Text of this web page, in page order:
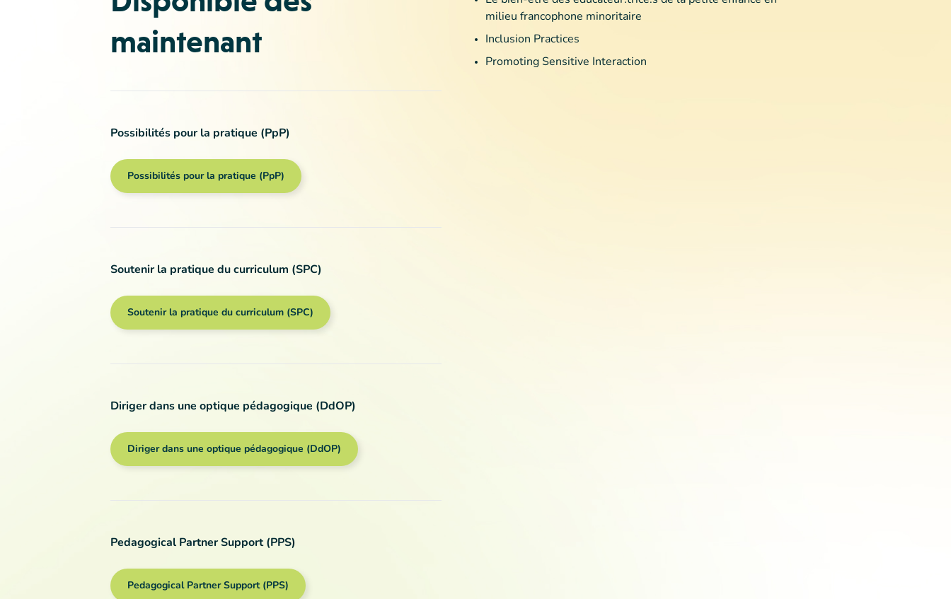
maintenant
Possibilités pour la pratique (PpP)
Possibilités pour la pratique (PpP)
Soutenir la pratique du curriculum (SPC)
Soutenir la pratique du curriculum (SPC)
Diriger dans une optique pédagogique (DdOP)
Diriger dans une optique pédagogique (DdOP)
Pedagogical Partner Support (PPS)
Pedagogical Partner Support (PPS)
milieu francophone minoritaire
Inclusion Practices
Promoting Sensitive Interaction